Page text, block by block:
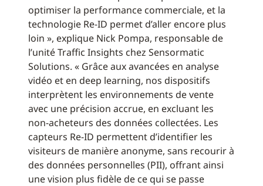
optimiser la performance commerciale, et la
technologie Re-ID permet d’aller encore plus
loin », explique Nick Pompa, responsable de
l’unité Traffic Insights chez Sensormatic
Solutions. « Grâce aux avancées en analyse
vidéo et en deep learning, nos dispositifs
interprètent les environnements de vente
avec une précision accrue, en excluant les
non-acheteurs des données collectées. Les
capteurs Re-ID permettent d’identifier les
visiteurs de manière anonyme, sans recourir à
des données personnelles (PII), offrant ainsi
une vision plus fidèle de ce qui se passe